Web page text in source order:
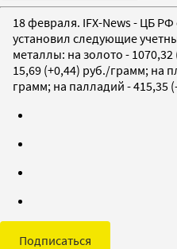
18 февраля. IFX-News - ЦБ РФ
установил следующие
металлы: на золото -
15,69 (+0,44) руб./грамм; на
грамм; на палладий - 415,35
Подписаться